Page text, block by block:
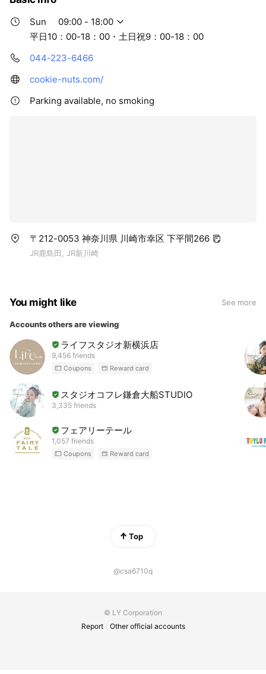
Sun
09:00 - 18:00
平日10：00-18：00・土日祝9：00-18：00
044-223-6466
cookie-nuts.com/
Parking available, no smoking
〒212-0053 神奈川県 川崎市幸区 下平間266
JR鹿島田, JR新川崎
You might like See more
Accounts others are viewing
ライフスタジオ新横浜店
9,456 friends
Coupons Reward card
スタジオコフレ鎌倉大船STUDIO
3,335 friends
フェアリーテール
1,057 friends
Coupons Reward card
Top
@csa6710q
© LY Corporation
Report
Other official accounts